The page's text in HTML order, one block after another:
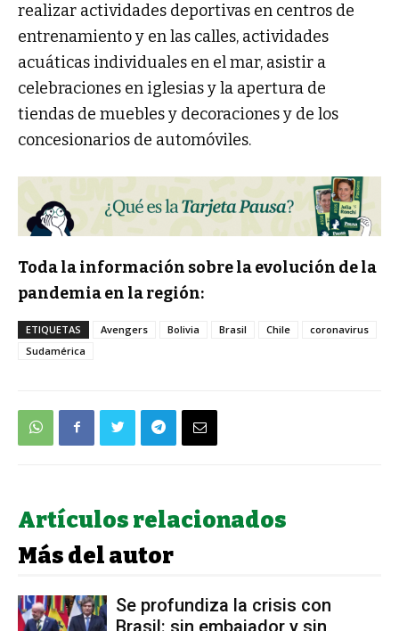
realizar actividades deportivas en centros de
entrenamiento y en las calles, actividades
acuáticas individuales en el mar, asistir a
celebraciones en iglesias y la apertura de
tiendas de muebles y decoraciones y de los
concesionarios de automóviles.
Toda la información sobre la evolución de la
pandemia en la región:
ETIQUETAS Avengers Bolivia Brasil Chile
coronavirus
Sudamérica
Artículos relacionados
Más del autor
Se profundiza la crisis con
Brasil: sin embajador y sin